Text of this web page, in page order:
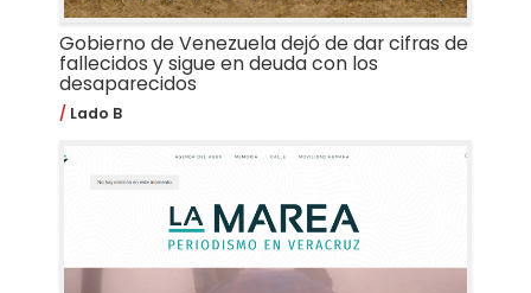
Gobierno de Venezuela dejó de dar cifras de
fallecidos y sigue en deuda con los
desaparecidos
Lado B